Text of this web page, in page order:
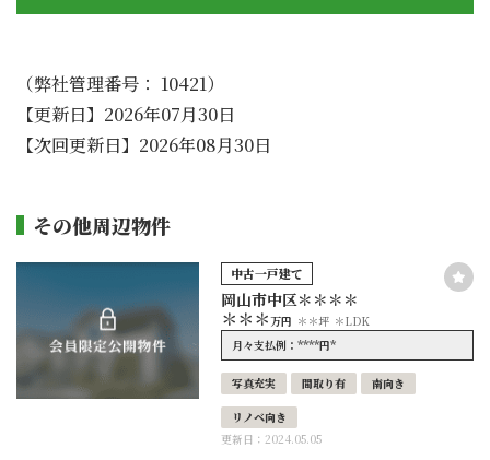
（弊社管理番号： 10421）
【更新日】2026年07月30日
【次回更新日】2026年08月30日
その他周辺物件
中古一戸建て
岡山市中区＊＊＊＊
＊＊＊万円 ＊＊坪 ＊LDK
月々支払例：****円*
写真充実 間取り有 南向き
リノベ向き
更新日：2024.05.05